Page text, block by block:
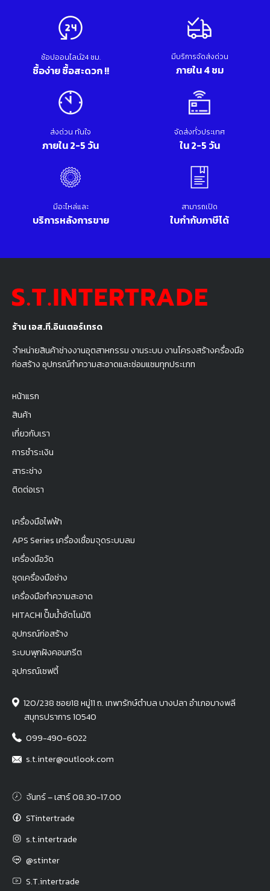
ร้าน เอส.ที.อินเตอร์เทรด
จำหน่ายสินค้าช่างงานอุตสาหกรรม งานระบบ งานโครงสร้างครื่องมือ
ก่อสร้าง อุปกรณ์ทำความสะอาดและซ่อมแซมทุกประเภท
หน้าแรก
สินค้า
เกี่ยวกับเรา
การชำระเงิน
สาระช่าง
ติดต่อเรา
เครื่องมือไฟฟ้า
APS Series เครื่องเชื่อมจุดระบบลม
เครื่องมือวัด
ชุดเครื่องมือช่าง
เครื่องมือทำความสะอาด
HITACHI ปั๊มน้ำอัตโนมัติ
อุปกรณ์ก่อสร้าง
ระบบพุกฝังคอนกรีต
อุปกรณ์เซฟตี้
120/238 ซอย18 หมู่11 ถ. เทพารักษ์ตำบล บางปลา อำเภอบางพลี
สมุทรปราการ 10540
099-490-6022
s.t.inter@outlook.com
จันทร์ – เสาร์ 08.30-17.00
STintertrade
s.t.intertrade
@stinter
S.T.intertrade
ช้อปออนไลน์24 ชม.
ซื้อง่าย ซื้อสะดวก !!
มีบริการจัดส่งด่วน
ภายใน 4 ชม
ส่งด่วน ทันใจ
ภายใน 2-5 วัน
จัดส่งทั่วประเทศ
ใน 2-5 วัน
มีอะไหล่และ
บริการหลังการขาย
สามารถเปิด
ใบกำกับภาษีได้